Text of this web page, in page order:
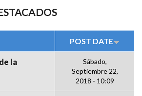
POST DATE
la
Sábado,
Septiembre 22,
2018 - 10:09